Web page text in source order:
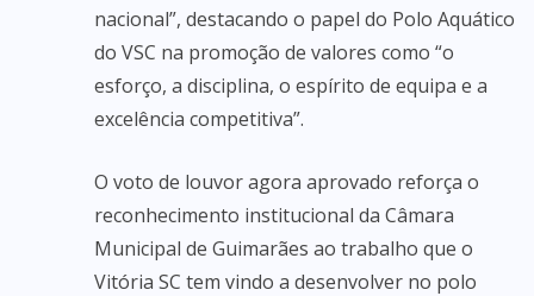
nacional”, destacando o papel do Polo Aquático
do VSC na promoção de valores como “o
esforço, a disciplina, o espírito de equipa e a
excelência competitiva”.
O voto de louvor agora aprovado reforça o
reconhecimento institucional da Câmara
Municipal de Guimarães ao trabalho que o
Vitória SC tem vindo a desenvolver no polo